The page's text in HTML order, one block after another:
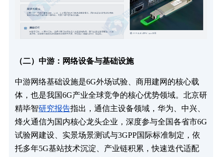
（二）中游：网络设备与基础设施
中游网络基础设施是6G外场试验、商用建网的核心载
体，也是我国6G产业全球竞争的核心优势领域。北京研
精毕智研究报告指出，通信主设备领域，华为、中兴、
烽火通信为国内核心龙头企业，深度参与全国各省市6G
试验网建设、实景场景测试与3GPP国际标准制定，依
托多年5G基站技术沉淀、产业链积累，快速迭代适配